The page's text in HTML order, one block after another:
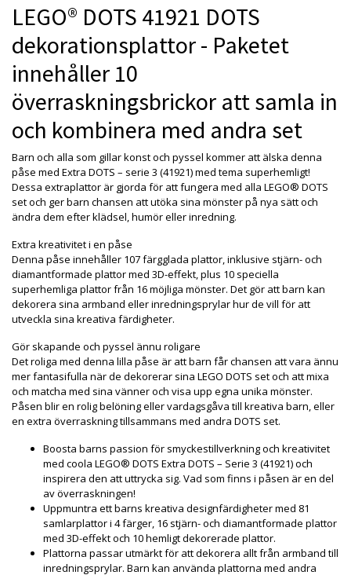
LEGO® DOTS 41921 DOTS
dekorationsplattor - Paketet
innehåller 10
överraskningsbrickor att samla in
och kombinera med andra set
Barn och alla som gillar konst och pyssel kommer att älska denna
påse med Extra DOTS – serie 3 (41921) med tema superhemligt!
Dessa extraplattor är gjorda för att fungera med alla LEGO® DOTS
set och ger barn chansen att utöka sina mönster på nya sätt och
ändra dem efter klädsel, humör eller inredning.
Extra kreativitet i en påse
Denna påse innehåller 107 färgglada plattor, inklusive stjärn- och
diamantformade plattor med 3D-effekt, plus 10 speciella
superhemliga plattor från 16 möjliga mönster. Det gör att barn kan
dekorera sina armband eller inredningsprylar hur de vill för att
utveckla sina kreativa färdigheter.
Gör skapande och pyssel ännu roligare
Det roliga med denna lilla påse är att barn får chansen att vara ännu
mer fantasifulla när de dekorerar sina LEGO DOTS set och att mixa
och matcha med sina vänner och visa upp egna unika mönster.
Påsen blir en rolig belöning eller vardagsgåva till kreativa barn, eller
en extra överraskning tillsammans med andra DOTS set.
Boosta barns passion för smyckestillverkning och kreativitet
med coola LEGO® DOTS Extra DOTS – Serie 3 (41921) och
inspirera den att uttrycka sig. Vad som finns i påsen är en del
av överraskningen!
Uppmuntra ett barns kreativa designfärdigheter med 81
samlarplattor i 4 färger, 16 stjärn- och diamantformade plattor
med 3D-effekt och 10 hemligt dekorerade plattor.
Plattorna passar utmärkt för att dekorera allt från armband till
inredningsprylar. Barn kan använda plattorna med andra